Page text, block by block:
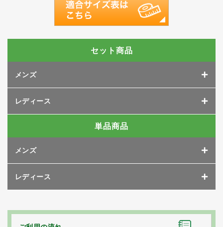
セット商品
メンズ
レディース
単品商品
メンズ
レディース